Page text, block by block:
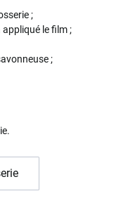
;
appliqué le film ;
;